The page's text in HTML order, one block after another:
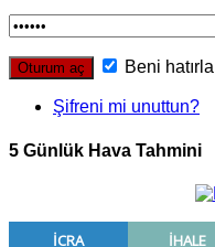
Beni hatırla
Şifreni mi unuttun?
5 Günlük Hava Tahmini